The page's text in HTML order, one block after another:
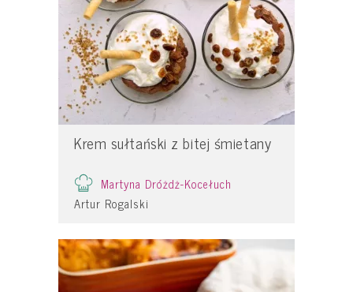
Krem sułtański z bitej śmietany
Martyna Dróżdż-Kocełuch
Artur Rogalski